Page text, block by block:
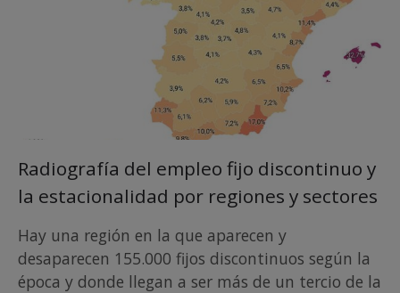
Radiografía del empleo fijo discontinuo y
la estacionalidad por regiones y sectores
Hay una región en la que aparecen y
desaparecen 155.000 fijos discontinuos según la
época y donde llegan a ser más de un tercio de la